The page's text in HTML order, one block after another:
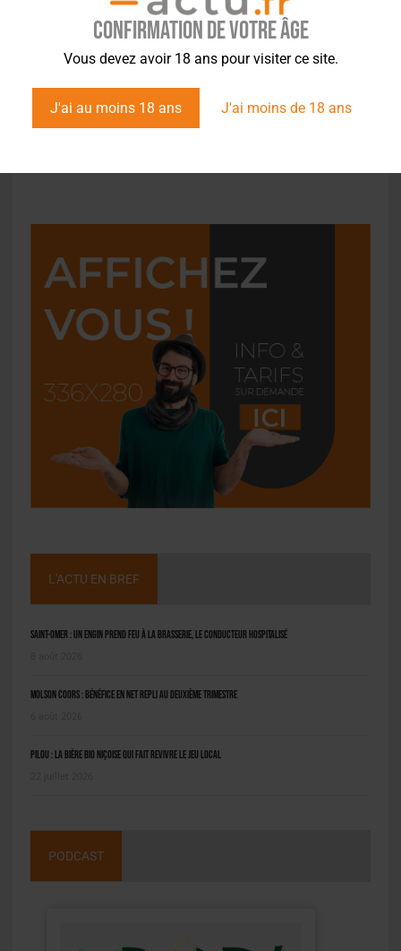
Confirmation de votre âge
Vous devez avoir 18 ans pour visiter ce site.
J'ai au moins 18 ans J'ai moins de 18 ans
ACTUS,LÉGISLATION
Licence de vente pour les brasseurs : une
L'ACTU EN BREF
Saint-Omer : un engin prend feu à la brasserie, le conducteur hospitalisé
Molson Coors : bénéfice en net repli au deuxième trimestre
Pilou : la bière bio niçoise qui fait revivre le jeu local
PODCAST